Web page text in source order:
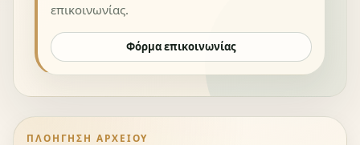
επικοινωνίας.
Φόρμα επικοινωνίας
ΠΛΟΉΓΗΣΗ ΑΡΧΕΊΟΥ